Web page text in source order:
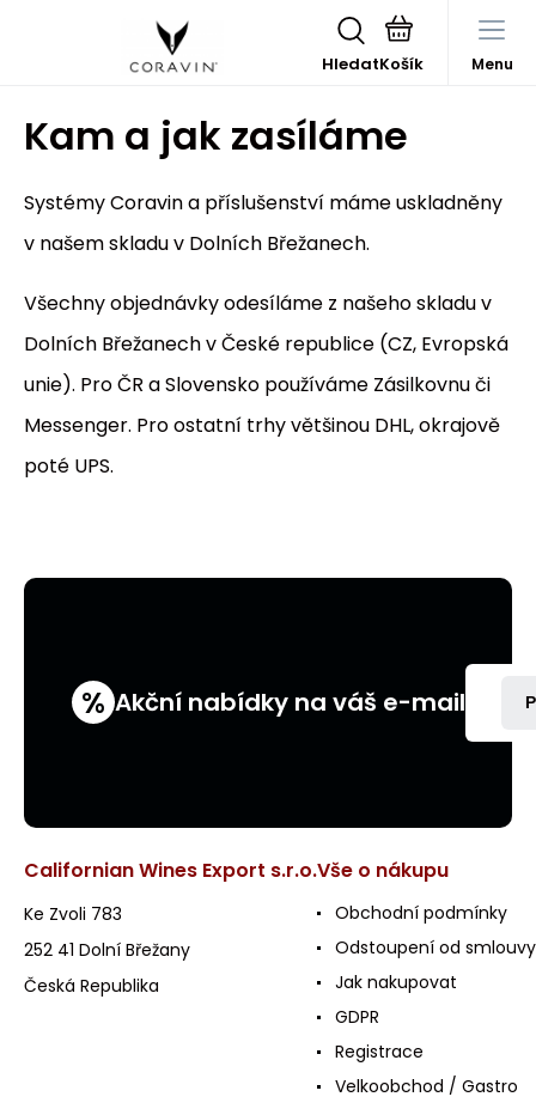
Hledat Menu
Kam a jak zasíláme
Systémy Coravin a příslušenství máme uskladněny
v našem skladu v Dolních Břežanech.
Všechny objednávky odesíláme z našeho skladu v
Dolních Břežanech v České republice (CZ, Evropská
unie). Pro ČR a Slovensko používáme Zásilkovnu či
Messenger. Pro ostatní trhy většinou DHL, okrajově
poté UPS.
% Akční nabídky na váš e-mail
Californian Wines Export s.r.o.
Ke Zvoli 783
252 41 Dolní Břežany
Česká Republika
Vše o nákupu
Obchodní podmínky
Odstoupení od smlouvy
Jak nakupovat
GDPR
Registrace
Velkoobchod / Gastro